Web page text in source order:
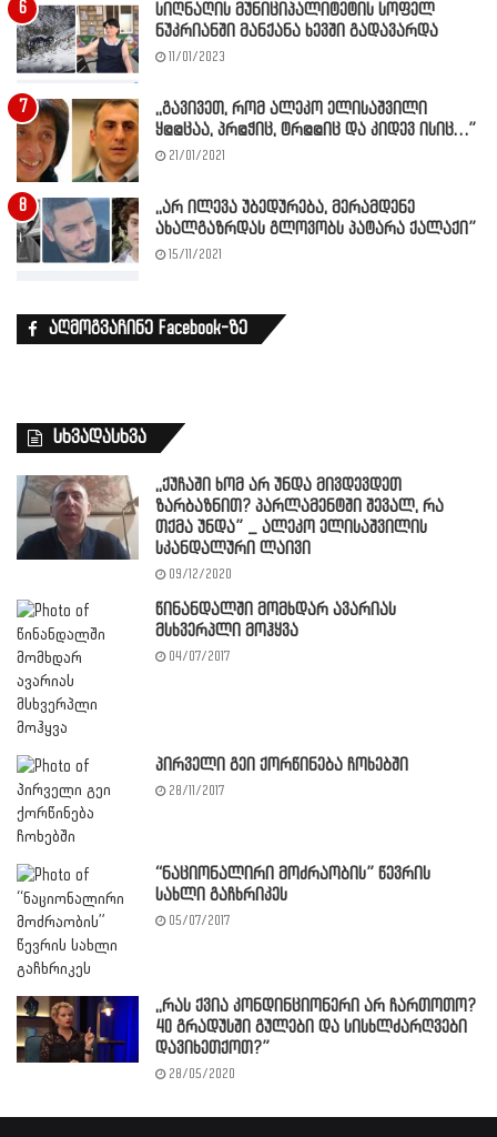
სიღნაღის მუნიციპალიტეტის სოფელ
ნუკრიანში მანქანა ხევში გადავარდა
11/01/2023
,,გავივეთ, რომ ალეკო ელისაშვილი
ყ@@ცაა, პრ@ჭიც, ტრ@@იც და კიდევ ისიც…”
21/01/2021
,,არ ილევა უბედურება, მერამდენე
ახალგაზრდას გლოვობს პატარა ქალაქი”
15/11/2021
აღმოგვაჩინე Facebook-ზე
სხვადასხვა
,,ქუჩაში ხომ არ უნდა მივდევდეთ
ზარბაზნით? პარლამენტში შევალ, რა
თქმა უნდა” _ ალეკო ელისაშვილის
სკანდალური ლაივი
09/12/2020
წინანდალში მომხდარ ავარიას
მსხვერპლი მოჰყვა
04/07/2017
პირველი გეი ქორწინება ჩოხებში
28/11/2017
“ნაციონალირი მოძრაობის” წევრის
სახლი გაჩხრიკეს
05/07/2017
,,რას ქვია კონდინციონერი არ ჩართოთო?
40 გრადუსში გულები და სისხლძარღვები
დავიხეთქოთ?”
28/05/2020